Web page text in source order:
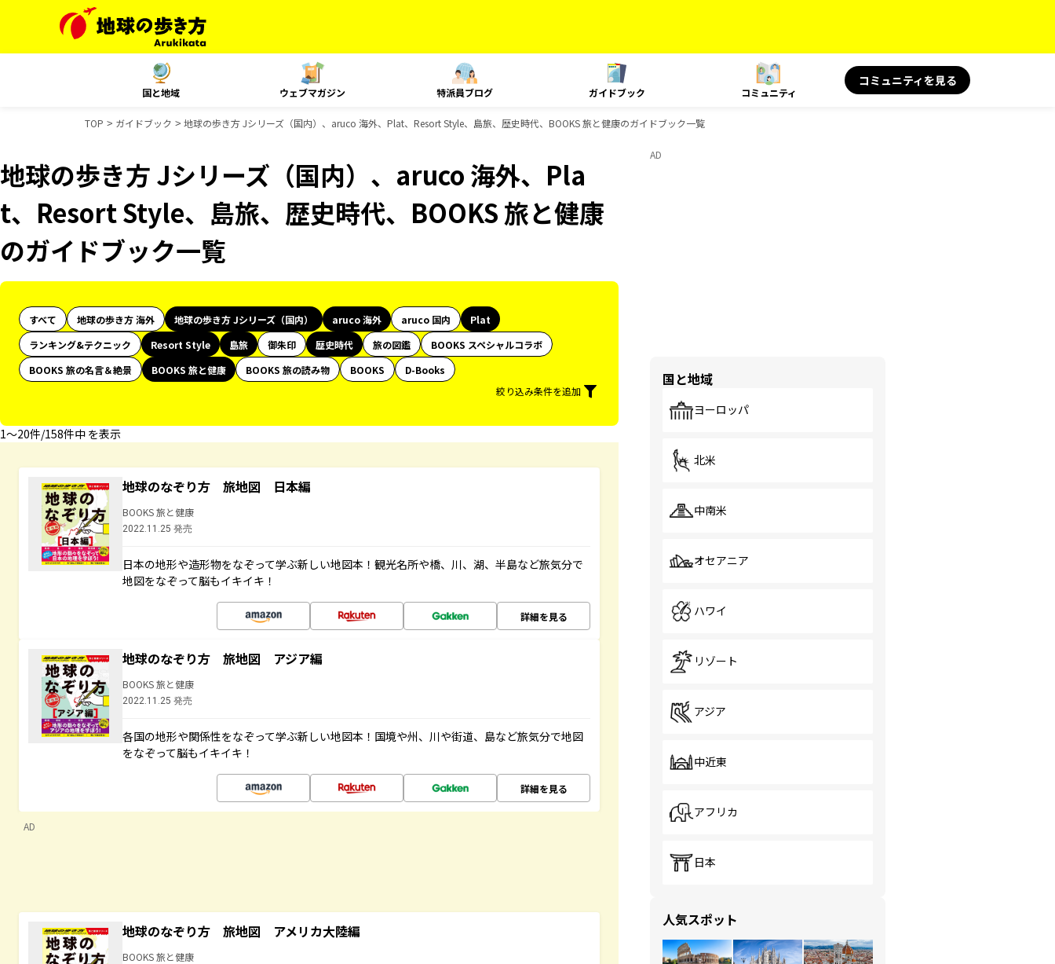
国と地域 ウェブマガジン 特派員ブログ ガイドブック コミュニティ
コミュニティを見る
TOP ガイドブック 地球の歩き方 Jシリーズ（国内）、aruco 海外、Plat、Resort Style、島旅、歴史時代、BOOKS 旅と健康のガイドブック一覧
地球の歩き方 Jシリーズ（国内）、aruco 海外、Pla
t、Resort Style、島旅、歴史時代、BOOKS 旅と健康
のガイドブック一覧
すべて 地球の歩き方 海外 地球の歩き方 Jシリーズ（国内） aruco 海外 aruco 国内
Plat
ランキング&テクニック
Resort Style 島旅 御朱印 歴史時代 旅の図鑑
BOOKS スペシャルコラボ
BOOKS 旅の名言＆絶景
BOOKS 旅と健康 BOOKS 旅の読み物 BOOKS
D-Books
絞り込み条件を追加
1〜20件/158件中 を表示
地球のなぞり方 旅地図 日本編
BOOKS 旅と健康
2022.11.25 発売
日本の地形や造形物をなぞって学ぶ新しい地図本！観光名所や橋、川、湖、半島など旅気分で
地図をなぞって脳もイキイキ！
詳細を見る
地球のなぞり方 旅地図 アジア編
BOOKS 旅と健康
2022.11.25 発売
各国の地形や関係性をなぞって学ぶ新しい地図本！国境や州、川や街道、島など旅気分で地図
をなぞって脳もイキイキ！
詳細を見る
AD
地球のなぞり方 旅地図 アメリカ大陸編
BOOKS 旅と健康
AD
国と地域
ヨーロッパ
北米
中南米
オセアニア
ハワイ
リゾート
アジア
中近東
アフリカ
日本
人気スポット